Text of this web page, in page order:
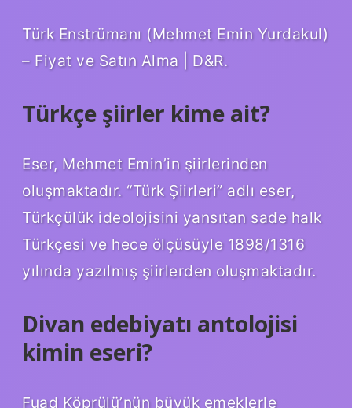
Türk Enstrümanı (Mehmet Emin Yurdakul)
– Fiyat ve Satın Alma | D&R.
Türkçe şiirler kime ait?
Eser, Mehmet Emin’in şiirlerinden
oluşmaktadır. “Türk Şiirleri” adlı eser,
Türkçülük ideolojisini yansıtan sade halk
Türkçesi ve hece ölçüsüyle 1898/1316
yılında yazılmış şiirlerden oluşmaktadır.
Divan edebiyatı antolojisi
kimin eseri?
Fuad Köprülü’nün büyük emeklerle